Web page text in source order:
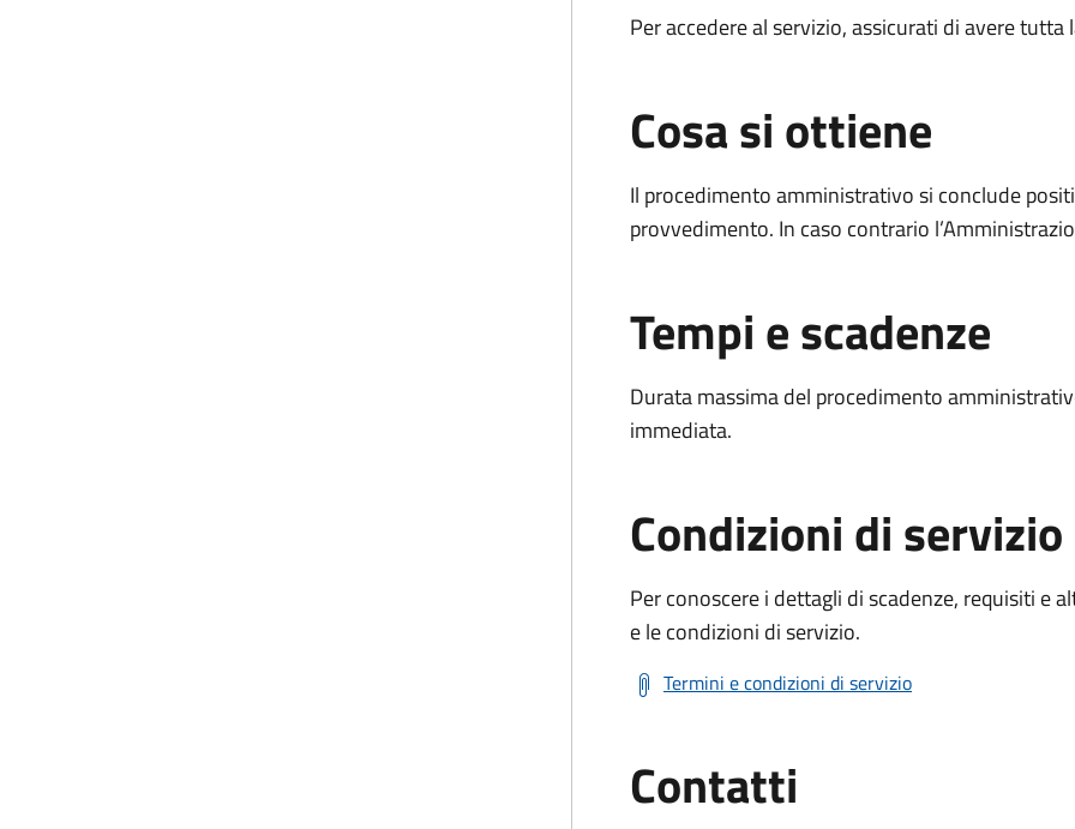
Per accedere al servizio, assicurati di avere
Cosa si ottiene
Il procedimento amministrativo si conclude
provvedimento. In caso contrario
Tempi e scadenze
Durata massima del procedimento
immediata.
Condizioni di servizio
Per conoscere i dettagli di scadenze, requisiti e
e le condizioni di servizio.
Termini e condizioni di servizio
Contatti